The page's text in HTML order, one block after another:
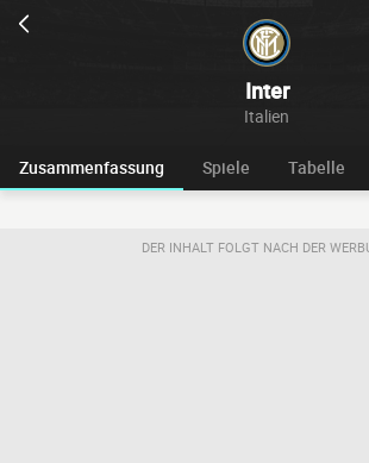
Inter
Italien
Zusammenfassung Spiele Tabelle
DER INHALT FOLGT NACH DER